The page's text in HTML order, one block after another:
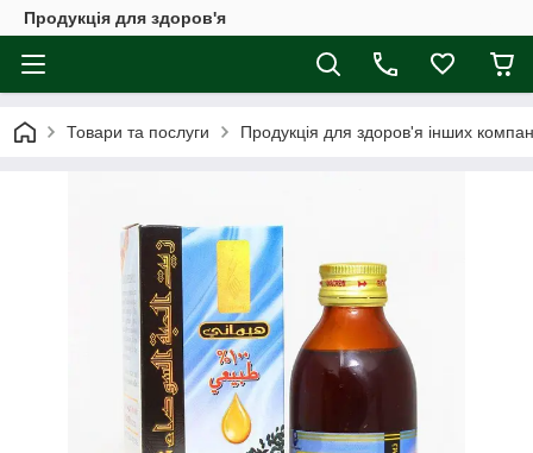
Продукція для здоров'я
Товари та послуги Продукція для здоров'я інших